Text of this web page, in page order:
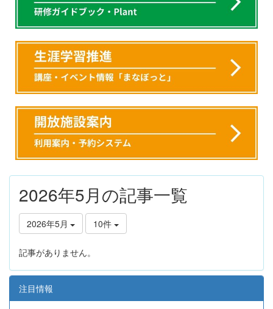
2026年5月の記事一覧
2026年5月 10件
記事がありません。
注目情報